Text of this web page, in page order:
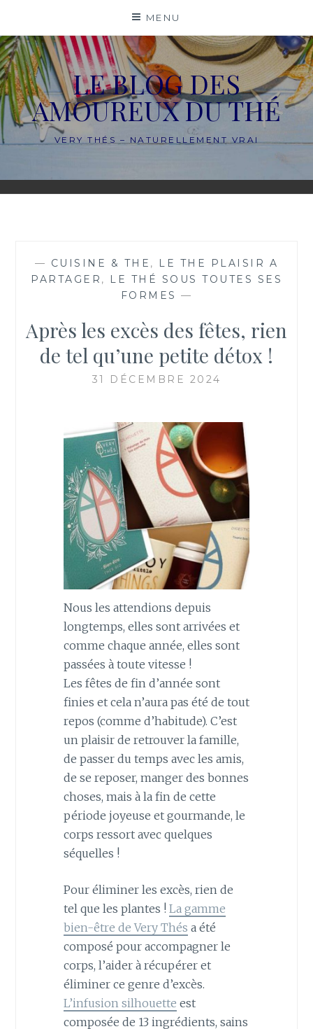
content
MENU
LE BLOG DES
AMOUREUX DU THÉ
VERY THÉS – NATURELLEMENT VRAI
— CUISINE & THE , LE THE PLAISIR A
PARTAGER ,
LE THÉ SOUS TOUTES SES
FORMES —
Après les excès des fêtes, rien
de tel qu’une petite détox !
31 DÉCEMBRE 2024
Nous les attendions depuis
longtemps, elles sont arrivées et
comme chaque année, elles sont
passées à toute vitesse !
Les fêtes de fin d’année sont
finies et cela n’aura pas été de tout
repos (comme d’habitude). C’est
un plaisir de retrouver la famille,
de passer du temps avec les amis,
de se reposer, manger des bonnes
choses, mais à la fin de cette
période joyeuse et gourmande, le
corps ressort avec quelques
séquelles !
Pour éliminer les excès, rien de
tel que les plantes ! La gamme
bien-être de Very Thés a été
composé pour accompagner le
corps, l’aider à récupérer et
éliminer ce genre d’excès.
L’infusion silhouette est
composée de 13 ingrédients, sains